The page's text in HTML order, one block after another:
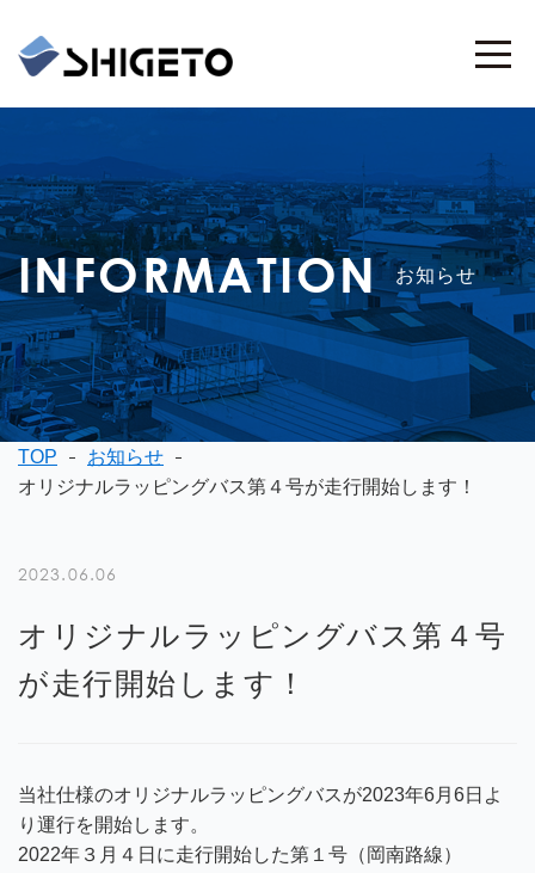
INFORMATION お知らせ
TOP
お知らせ
オリジナルラッピングバス第４号が走行開始します！
2023.06.06
オリジナルラッピングバス第４号
が走行開始します！
当社仕様のオリジナルラッピングバスが2023年6月6日よ
り運行を開始します。
2022年３月４日に走行開始した第１号（岡南路線）